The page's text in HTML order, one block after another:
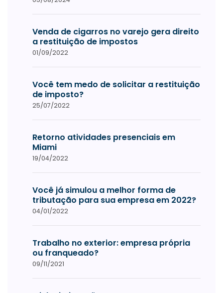
Venda de cigarros no varejo gera direito
a restituição de impostos
01/09/2022
Você tem medo de solicitar a restituição
de imposto?
25/07/2022
Retorno atividades presenciais em
Miami
19/04/2022
Você já simulou a melhor forma de
tributação para sua empresa em 2022?
04/01/2022
Trabalho no exterior: empresa própria
ou franqueado?
09/11/2021